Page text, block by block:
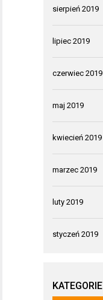
sierpień 2019
lipiec 2019
czerwiec 2019
maj 2019
kwiecień 2019
marzec 2019
luty 2019
styczeń 2019
KATEGORIE